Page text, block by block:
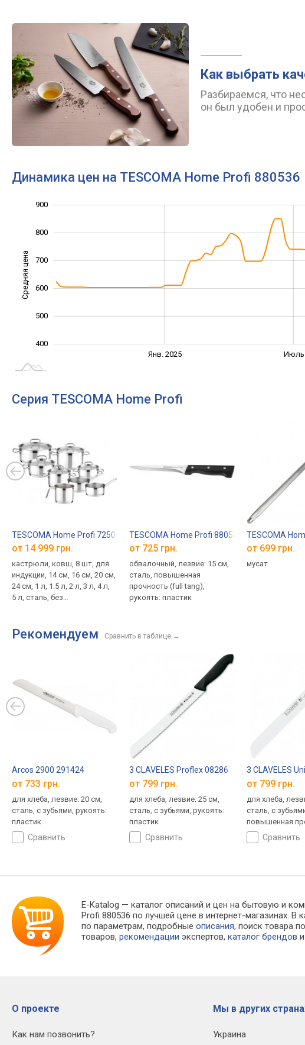
Как выбрать
Разбираемся, что
он был удобен и
Динамика цен на TESCOMA Home Profi 880536
Средняя цена
400
500
600
700
800
900
Янв. 2025 Июль
Серия TESCOMA Home Profi
TESCOMA Home Profi 725013
от 14 999 грн.
кастрюли, ковш, 8 шт, для
индукции, 14 см, 16 см, 20 см,
24 см, 1 л, 1.5 л, 2 л, 3 л, 4 л,
5 л, сталь, без
TESCOMA Home Profi 880525
от 725 грн.
обвалочный, лезвие: 15 см,
сталь, повышенная
прочность (full tang),
рукоять: пластик
TESCOMA
от 699 грн.
мусат
Рекомендуем Сравнить в таблице →
Arcos 2900 291424
от 733 грн.
для хлеба, лезвие: 20 см,
сталь, с зубьями, рукоять:
пластик
сравнить
3 CLAVELES Proflex 08286
от 799 грн.
для хлеба, лезвие: 25 см,
сталь, с зубьями, рукоять:
пластик
сравнить
3 CLAVELES
от 799 грн.
для хлеба,
сталь, с
повышенная
tang), рукоять:
сравнить
E-Katalog — каталог описаний и цен на бытовую и
Profi 880536 по лучшей цене в интернет-
по параметрам, подробныеописания, поиск товара
товаров,рекомендации экспертов,каталог брендов
О проекте
Как нам позвонить?
Мы в других
Украина